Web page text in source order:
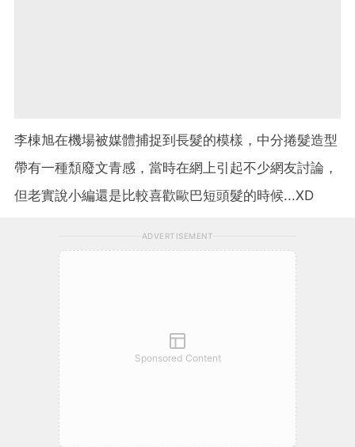
李棟旭在機場被媒體捕捉到長髮的模樣，中分捲髮造型
帶有一種頹廢文青感，當時在網上引起不少網友討論，
但老實說小編還是比較喜歡歐巴短頭髮的時候...XD
ADVERTISEMENT
Sponsored Content